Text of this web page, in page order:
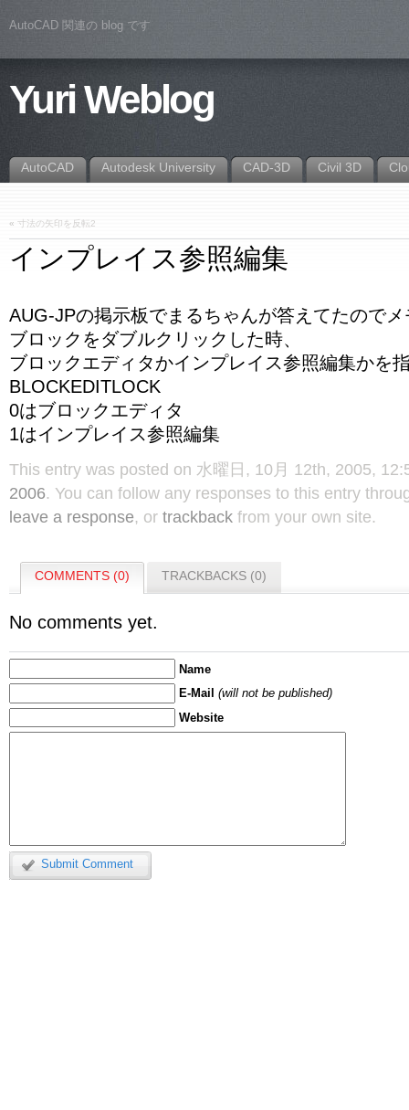
AutoCAD 関連の blog です
Yuri Weblog
AutoCAD Autodesk University CAD-3D Civil 3D
« 寸法の矢印を反転2
インプレイス参照編集
AUG-JPの掲示板でまるちゃんが答えてたので
ブロックをダブルクリックした時、
ブロックエディタかインプレイス参照編集かを
BLOCKEDITLOCK
0はブロックエディタ
1はインプレイス参照編集
This entry was posted on 水曜日, 10月 12th, 2005,
2006. You can follow any responses to this entry
leave a response, or trackback from your own site.
COMMENTS (0) TRACKBACKS (0)
No comments yet.
Name
E-Mail(will not be published)
Website
Submit Comment